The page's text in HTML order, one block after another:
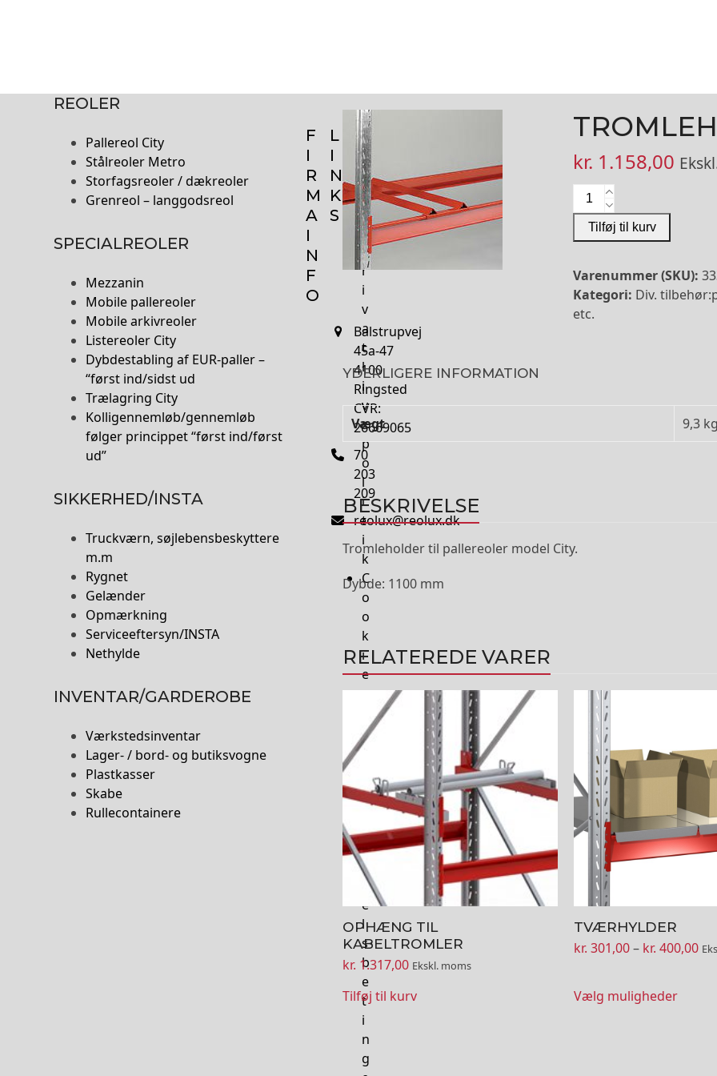
kr. 1.158,00
Tromleholder
antal
Tilføj til kurv
Varenummer (SKU):
Kategori: Div.
etc.
YDERLIGERE INFORMATION
Vægt 9,3
BESKRIVELSE
Tromleholder til pallereoler model City.
Dybde: 1100 mm
RELATEREDE VARER
OPHÆNG TIL
KABELTROMLER
kr. 1.317,00 Ekskl. moms
Tilføj til kurv
TVÆRHYLDER
kr. 301,00– kr. 400,00
Vælg muligheder
Dette
vare
flere
varianter.
Mulighederne
kan
vælges
varesiden
REOLER
Pallereol City
Stålreoler Metro
Storfagsreoler / dækreoler
Grenreol – langgodsreol
SPECIALREOLER
Mezzanin
Mobile pallereoler
Mobile arkivreoler
Listereoler City
Dybdestabling af EUR-paller –
“først ind/sidst ud
Trælagring City
Kolligennemløb/gennemløb
følger princippet “først ind/først
ud”
SIKKERHED/INSTA
Truckværn, søjlebensbeskyttere
m.m
Rygnet
Gelænder
Opmærkning
Serviceeftersyn/INSTA
Nethylde
INVENTAR/GARDEROBE
Værkstedsinventar
Lager- / bord- og butiksvogne
Plastkasser
Skabe
Rullecontainere
F
I
R
M
A
I
N
F
O
Balstrupvej
45a-47
4100
Ringsted
CVR:
26669065
70
203
209
reolux@reolux.dk
L
I
N
K
S
P
r
i
v
a
t
l
i
v
s
p
o
l
i
t
i
k
C
o
o
k
i
e
p
l
i
i
k
H
a
n
d
e
l
s
b
e
t
i
n
g